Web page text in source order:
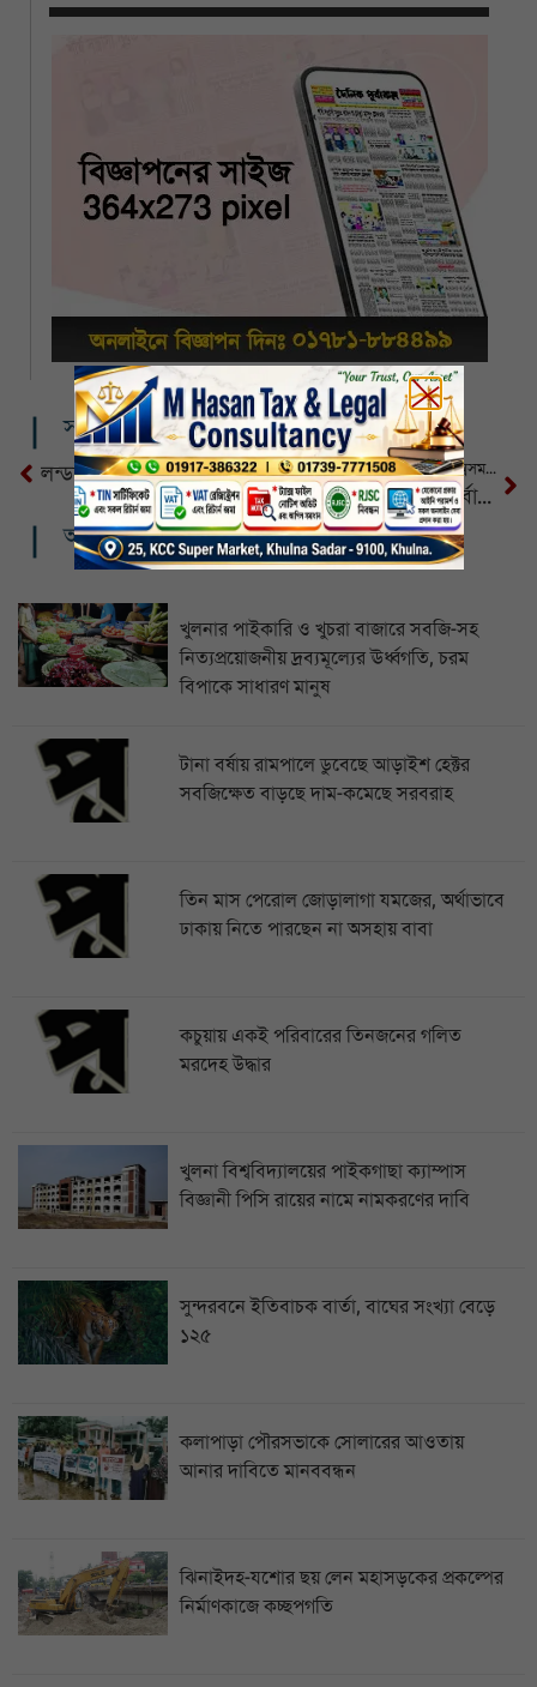
সম্পর্কিত খবর
লন্ডনের বৈঠক পছন্দ না হওয়ায় আলোচনায় আসেনি একটি দল : মির্জা ফখরুল এই জাতি কোনো চাপের কাছে আত্মসমর্পণ করবে না: খামেনি
টানা ৫ দিন ভারি বৃষ্টির পূর্বাভাস, ঝড় হতে পারে দেশের যেসব অঞ্চলে
আরও খবর
খুলনার পাইকারি ও খুচরা বাজারে সবজি-সহ
নিত্যপ্রয়োজনীয় দ্রব্যমূল্যের ঊর্ধ্বগতি, চরম
বিপাকে সাধারণ মানুষ
টানা বর্ষায় রামপালে ডুবেছে আড়াইশ হেক্টর
সবজিক্ষেত বাড়ছে দাম-কমেছে সরবরাহ
তিন মাস পেরোল জোড়ালাগা যমজের, অর্থাভাবে
ঢাকায় নিতে পারছেন না অসহায় বাবা
কচুয়ায় একই পরিবারের তিনজনের গলিত
মরদেহ উদ্ধার
খুলনা বিশ্ববিদ্যালয়ের পাইকগাছা ক্যাম্পাস
বিজ্ঞানী পিসি রায়ের নামে নামকরণের দাবি
সুন্দরবনে ইতিবাচক বার্তা, বাঘের সংখ্যা বেড়ে
১২৫
কলাপাড়া পৌরসভাকে সোলারের আওতায়
আনার দাবিতে মানববন্ধন
ঝিনাইদহ-যশোর ছয় লেন মহাসড়কের প্রকল্পের
নির্মাণকাজে কচ্ছপগতি